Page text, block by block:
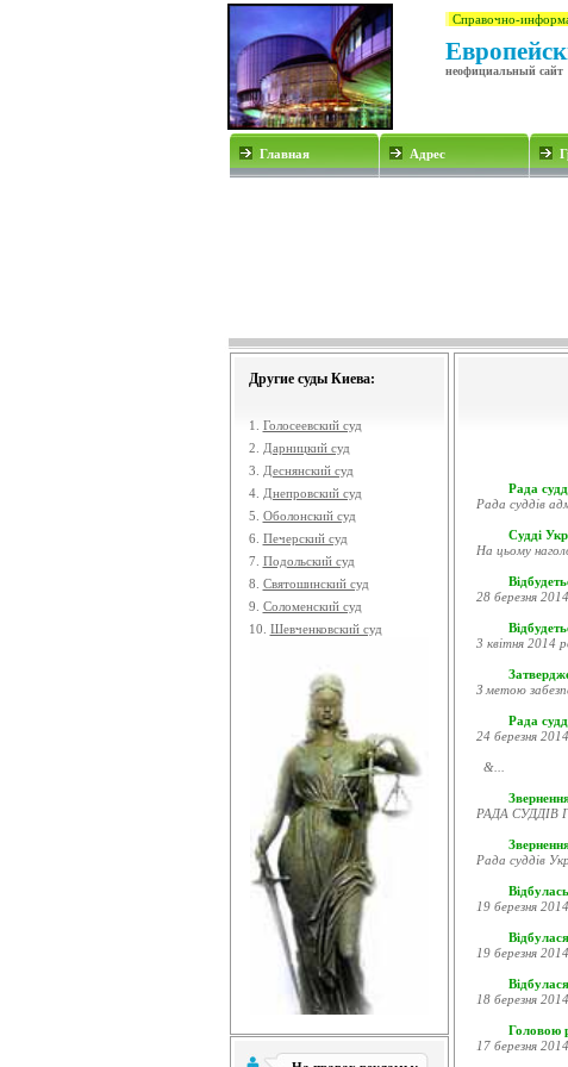
Справочно-
неофициальный сайт
Главная Адрес
Другие суды Киева:
1. Голосеевский суд
2.
Дарницкий суд
3.
Деснянский суд
4. Днепровский суд
5. Оболонский суд
6. Печерский суд
7. Подольский суд
8. Святошинский суд
9. Соломенский суд
10. Шевченковский суд
Рада
Рада суддів
Судді
На цьому
28 березня
3 квітня 2014
З метою
Рада
24 березня
&...
РАДА СУДДІВ
Рада суддів
19 березня
19 березня
18 березня
Головою
17 березня